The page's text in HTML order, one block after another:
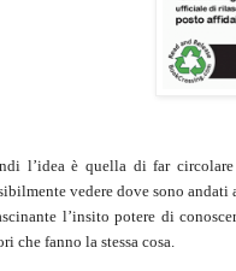
l’idea è quella di far
vedere dove sono
l’insito potere di
che fanno la stessa cosa.